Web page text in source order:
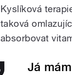
Kyslíková
taková
absorbovat
Já